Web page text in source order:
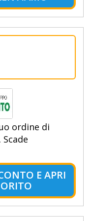
ordine di
E APRI